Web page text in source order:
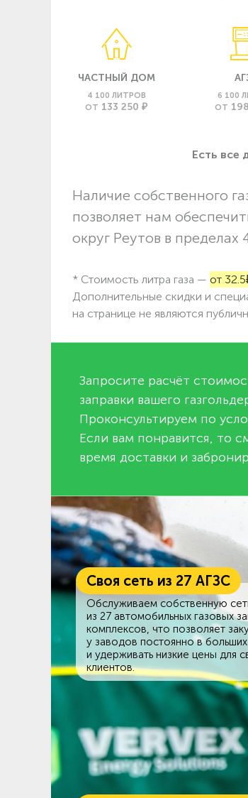
ЧАСТНЫЙ ДОМ
4 100 ЛИТРОВ
ОТ 133 250 ₽
6 100
ОТ
Есть все
Наличие собственного
позволяет нам
округ Реутов в пределах
* Стоимость литра газа — от
Дополнительные скидки и
на странице не являются
Запросите расчёт
заправки вашего
Проконсультируем по
Если вам понравится, то
время доставки и
Своя сеть из 27 АГЗС
Обслуживаем собственную
из 27 автомобильных газовых
комплексов, что позволяет
у заводов постоянно в
и удерживать низкие цены для
клиентов.